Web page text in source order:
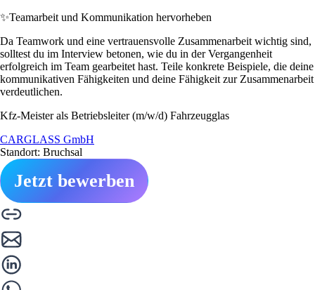
✨Teamarbeit und Kommunikation hervorheben
Da Teamwork und eine vertrauensvolle Zusammenarbeit wichtig sind,
solltest du im Interview betonen, wie du in der Vergangenheit
erfolgreich im Team gearbeitet hast. Teile konkrete Beispiele, die deine
kommunikativen Fähigkeiten und deine Fähigkeit zur Zusammenarbeit
verdeutlichen.
Kfz-Meister als Betriebsleiter (m/w/d) Fahrzeugglas
CARGLASS GmbH
Standort: Bruchsal
Jetzt bewerben